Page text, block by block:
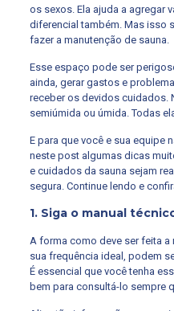
os sexos. Ela ajuda a agregar
diferencial também. Mas isso
fazer a manutenção de sauna.
Esse espaço pode ser
ainda, gerar gastos e
receber os devidos cuidados.
semiúmida ou úmida. Todas
E para que você e sua equipe
neste post algumas dicas
e cuidados da sauna sejam
segura. Continue lendo e
1. Siga o manual
A forma como deve ser feita a
sua frequência ideal, podem
É essencial que você tenha
bem para consultá-lo sempre